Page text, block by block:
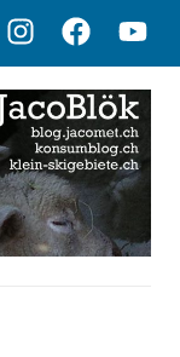
InstagramFacebook